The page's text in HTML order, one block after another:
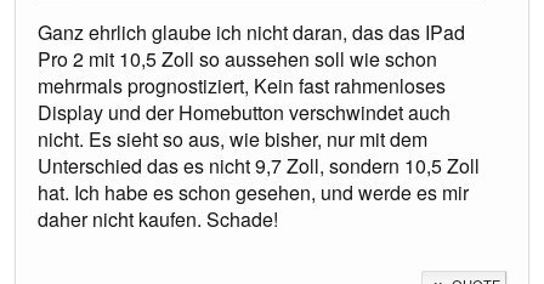
Ganz ehrlich glaube ich nicht daran, das das IPad
Pro 2 mit 10,5 Zoll so aussehen soll wie schon
mehrmals prognostiziert, Kein fast rahmenloses
Display und der Homebutton verschwindet auch
nicht. Es sieht so aus, wie bisher, nur mit dem
Unterschied das es nicht 9,7 Zoll, sondern 10,5 Zoll
hat. Ich habe es schon gesehen, und werde es mir
daher nicht kaufen. Schade!